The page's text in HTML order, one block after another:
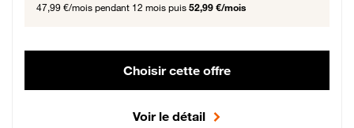
47,99 €/mois pendant 12 mois puis 52,99 €/mois
Choisir cette offre
Voir le détail